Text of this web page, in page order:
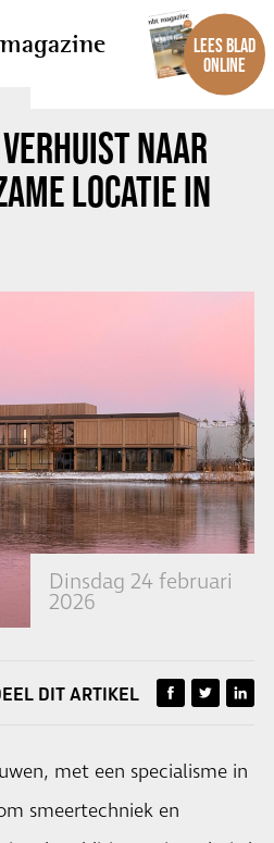
LEES BLAD
ONLINE
NAAR
LOCATIE IN
Dinsdag 24 februari
2026
DIT ARTIKEL
met een specialisme in
smeertechniek en